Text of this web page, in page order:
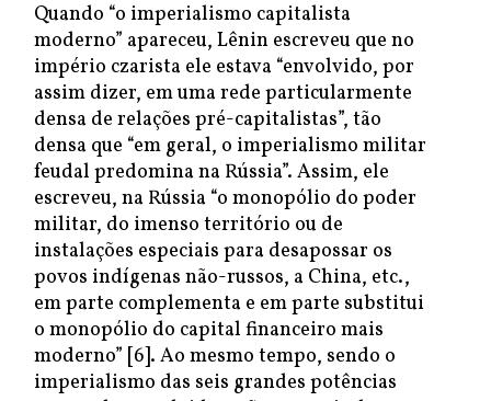
Quando “o imperialismo capitalista
moderno” apareceu, Lênin escreveu que no
império czarista ele estava “envolvido, por
assim dizer, em uma rede particularmente
densa de relações pré-capitalistas”, tão
densa que “em geral, o imperialismo militar
feudal predomina na Rússia”. Assim, ele
escreveu, na Rússia “o monopólio do poder
militar, do imenso território ou de
instalações especiais para desapossar os
povos indígenas não-russos, a China, etc.,
em parte complementa e em parte substitui
o monopólio do capital financeiro mais
moderno” [6]. Ao mesmo tempo, sendo o
imperialismo das seis grandes potências